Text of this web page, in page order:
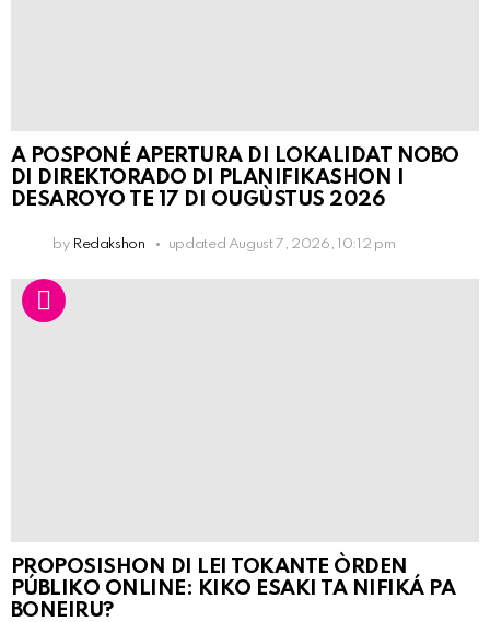
A POSPONÉ APERTURA DI LOKALIDAT NOBO
DI DIREKTORADO DI PLANIFIKASHON I
DESAROYO TE 17 DI OUGÙSTUS 2026
by Redakshon updated August 7, 2026, 10:12 pm
PROPOSISHON DI LEI TOKANTE ÒRDEN
PÚBLIKO ONLINE: KIKO ESAKI TA NIFIKÁ PA
BONEIRU?